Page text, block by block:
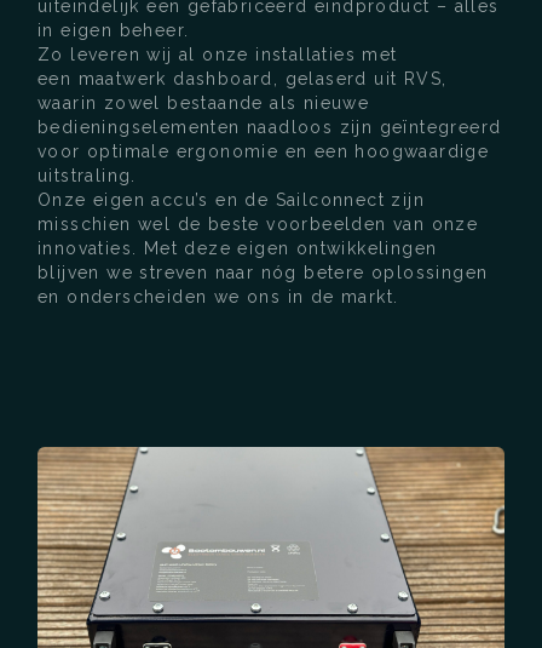
uiteindelijk een gefabriceerd eindproduct – alles
in eigen beheer.
Zo leveren wij al onze installaties met
een maatwerk dashboard, gelaserd uit RVS,
waarin zowel bestaande als nieuwe
bedieningselementen naadloos zijn geïntegreerd
voor optimale ergonomie en een hoogwaardige
uitstraling.
Onze eigen accu’s en de Sailconnect zijn
misschien wel de beste voorbeelden van onze
innovaties. Met deze eigen ontwikkelingen
blijven we streven naar nóg betere oplossingen
en onderscheiden we ons in de markt.